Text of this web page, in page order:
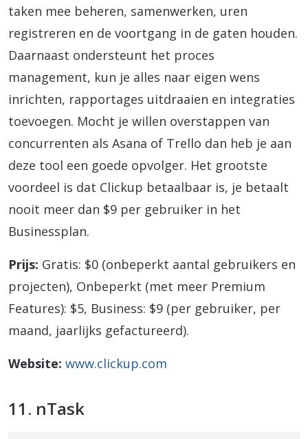
taken mee beheren, samenwerken, uren
registreren en de voortgang in de gaten houden.
Daarnaast ondersteunt het proces
management, kun je alles naar eigen wens
inrichten, rapportages uitdraaien en integraties
toevoegen. Mocht je willen overstappen van
concurrenten als Asana of Trello dan heb je aan
deze tool een goede opvolger. Het grootste
voordeel is dat Clickup betaalbaar is, je betaalt
nooit meer dan $9 per gebruiker in het
Businessplan.
Prijs: Gratis: $0 (onbeperkt aantal gebruikers en
projecten), Onbeperkt (met meer Premium
Features): $5, Business: $9 (per gebruiker, per
maand, jaarlijks gefactureerd).
Website: www.clickup.com
11. nTask